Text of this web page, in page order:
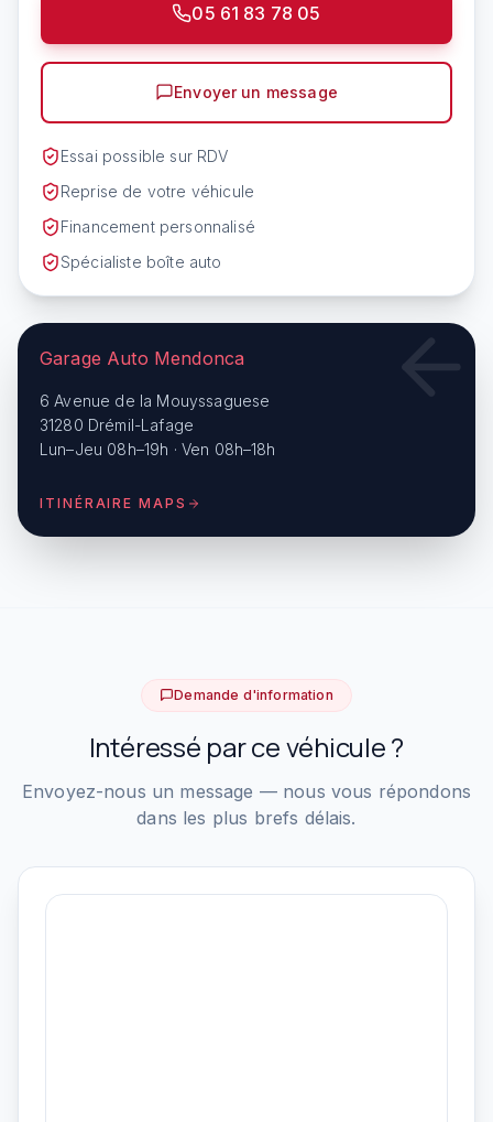
05 61 83 78 05
Envoyer un message
Essai possible sur RDV
Reprise de votre véhicule
Financement personnalisé
Spécialiste boîte auto
Garage Auto Mendonca
6 Avenue de la Mouyssaguese
31280 Drémil-Lafage
Lun–Jeu 08h–19h · Ven 08h–18h
ITINÉRAIRE MAPS
Demande d'information
Intéressé par ce véhicule ?
Envoyez-nous un message — nous vous répondons
dans les plus brefs délais.